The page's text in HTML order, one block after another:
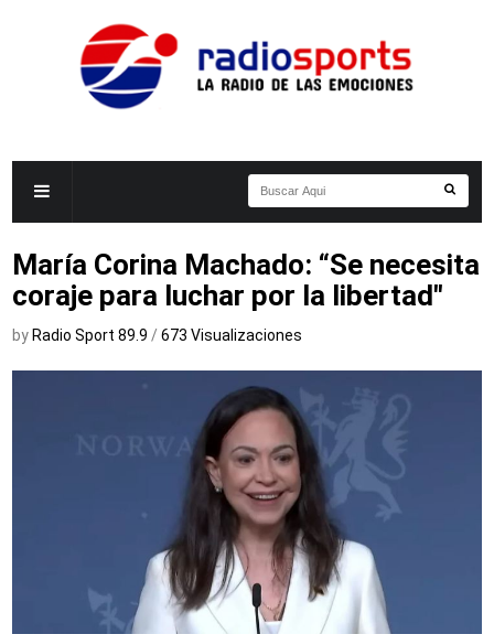
María Corina Machado: “Se necesita
coraje para luchar por la libertad"
by Radio Sport 89.9 /673 Visualizaciones